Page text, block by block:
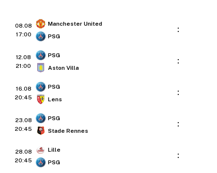
08.08
17:00
Manchester United
PSG
:
12.08
21:00
PSG
Aston Villa
:
16.08
20:45
PSG
Lens
:
23.08
20:45
PSG
Stade Rennes
:
28.08
20:45
Lille
PSG
: